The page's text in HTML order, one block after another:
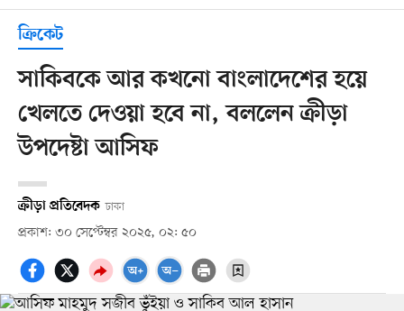
ক্রিকেট
সাকিবকে আর কখনো বাংলাদেশের হয়ে
খেলতে দেওয়া হবে না, বললেন ক্রীড়া
উপদেষ্টা আসিফ
ক্রীড়া প্রতিবেদক ঢাকা
প্রকাশ: ৩০ সেপ্টেম্বর ২০২৫, ০২: ৫০